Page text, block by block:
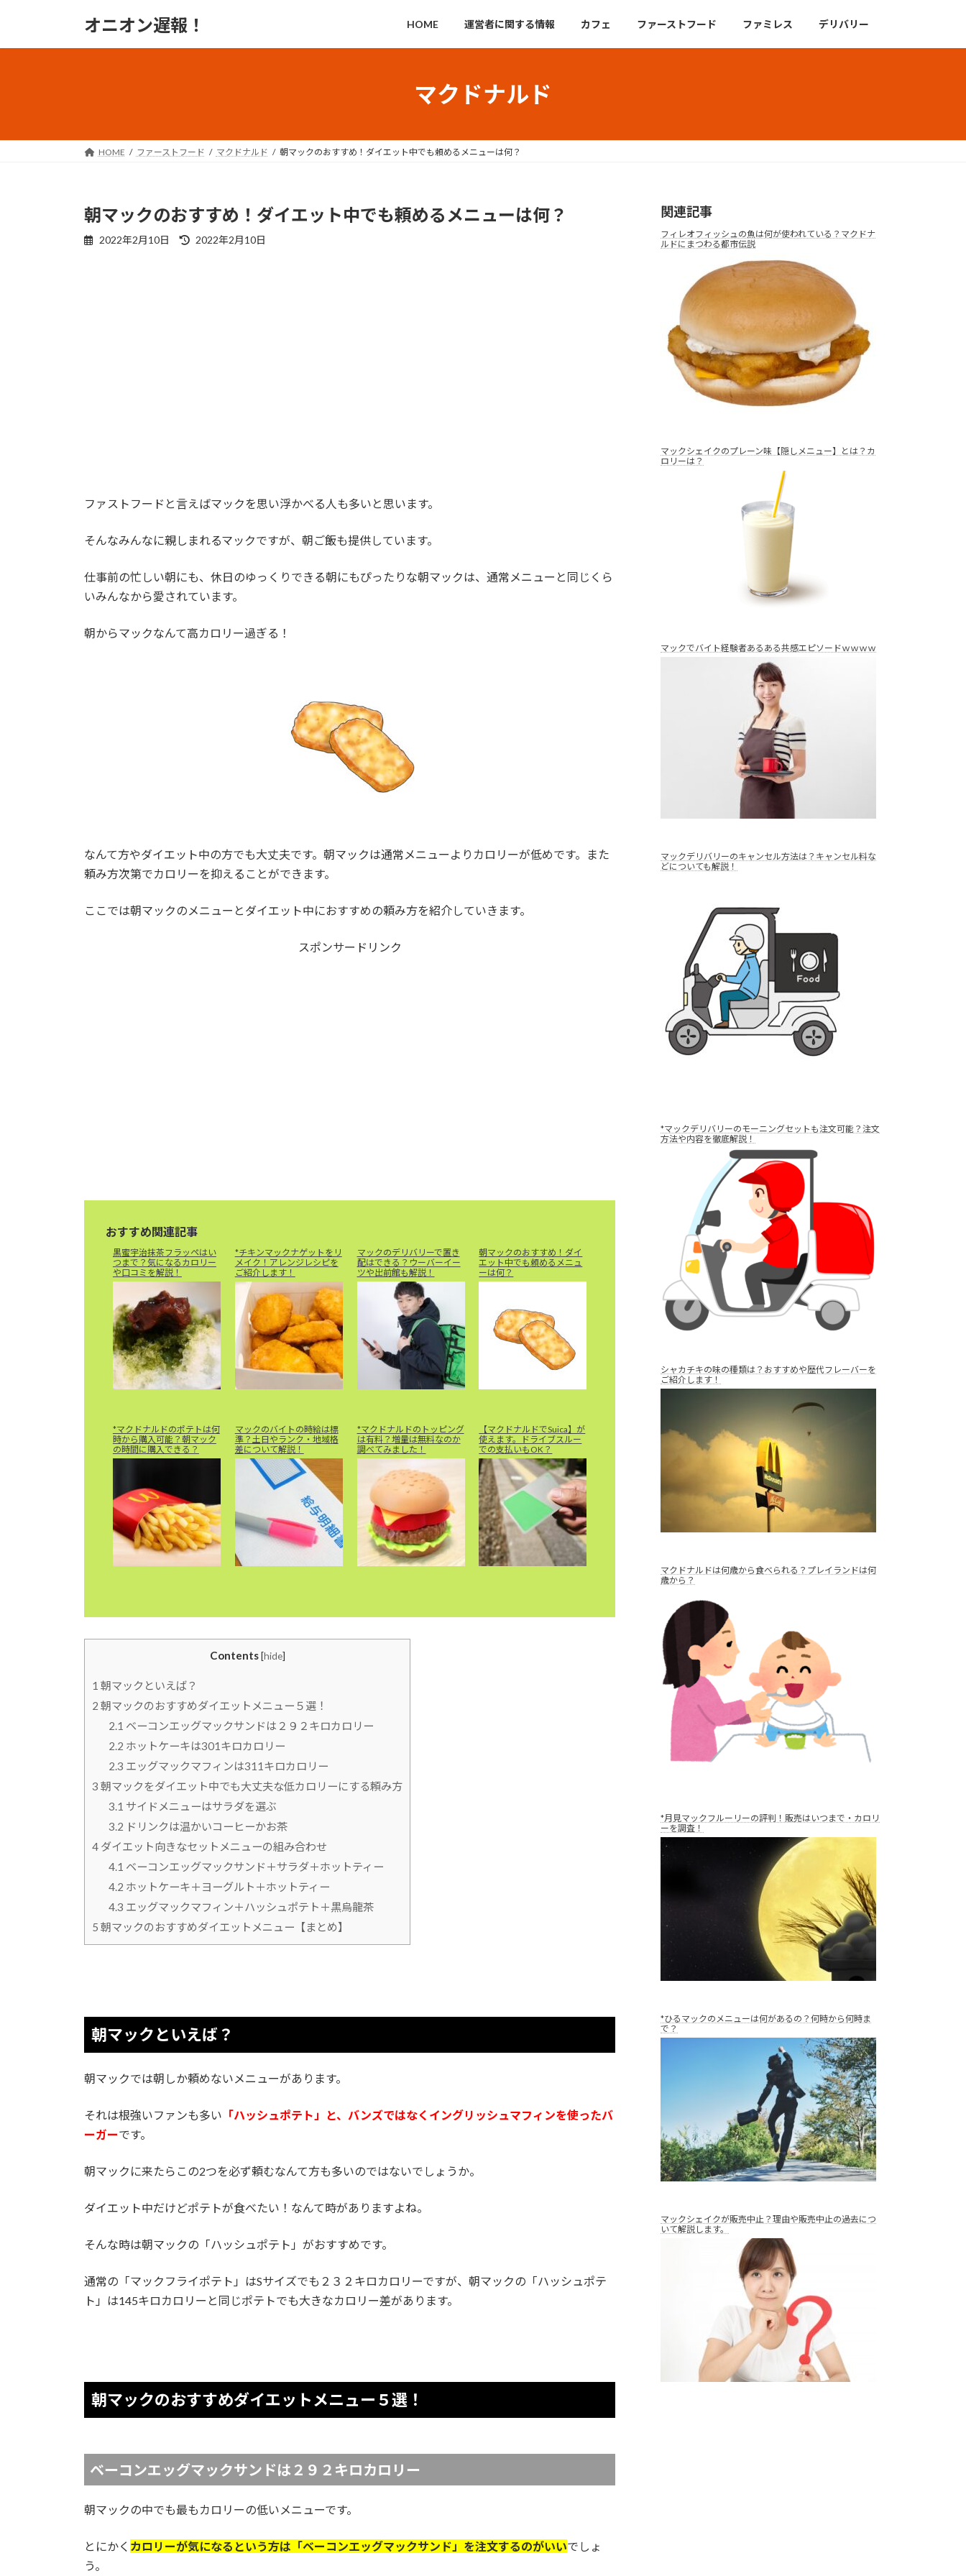
オニオン遅報！ HOME 運営者に関する情報 カフェ ファーストフード ファミレス デリバリー
マクドナルド
HOME ファーストフード マクドナルド 朝マックのおすすめ！ダイエット中でも頼めるメニューは何？
朝マックのおすすめ！ダイエット中でも頼めるメニューは何？
2022年2月10日
最
2022年2月10日
ファストフードと言えばマックを思い浮かべる人も多いと思います。
そんなみんなに親しまれるマックですが、朝ご飯も提供しています。
仕事前の忙しい朝にも、休日のゆっくりできる朝にもぴったりな朝マックは、通常メニューと同じくら
いみんなから愛されています。
朝からマックなんて高カロリー過ぎる！
なんて方やダイエット中の方でも大丈夫です。朝マックは通常メニューよりカロリーが低めです。また
頼み方次第でカロリーを抑えることができます。
ここでは朝マックのメニューとダイエット中におすすめの頼み方を紹介していきます。
スポンサードリンク
おすすめ関連記事
黒蜜宇治抹茶フラッペはい
つまで？気になるカロリー
や口コミを解説！
*チキンマックナゲットをリ
メイク！アレンジレシピを
ご紹介します！
マックのデリバリーで置き
配はできる？ウーバーイー
ツや出前館も解説！
朝マックのおすすめ！ダイ
エット中でも頼めるメニュ
ーは何？
*マクドナルドのポテトは何
時から購入可能？朝マック
の時間に購入できる？
マックのバイトの時給は標
準？土日やランク・地域格
差について解説！
*マクドナルドのトッピング
は有料？増量は無料なのか
調べてみました！
【マクドナルドでSuica】が
使えます。ドライブスルー
での支払いもOK？
Contents [hide]
1 朝マックといえば？
2 朝マックのおすすめダイエットメニュー５選！
2.1 ベーコンエッグマックサンドは２９２キロカロリー
2.2 ホットケーキは301キロカロリー
2.3 エッグマックマフィンは311キロカロリー
3 朝マックをダイエット中でも大丈夫な低カロリーにする頼み方
3.1 サイドメニューはサラダを選ぶ
3.2 ドリンクは温かいコーヒーかお茶
4 ダイエット向きなセットメニューの組み合わせ
4.1 ベーコンエッグマックサンド＋サラダ＋ホットティー
4.2 ホットケーキ＋ヨーグルト＋ホットティー
4.3 エッグマックマフィン＋ハッシュポテト＋黒烏龍茶
5 朝マックのおすすめダイエットメニュー【まとめ】
朝マックといえば？
朝マックでは朝しか頼めないメニューがあります。
それは根強いファンも多い 「ハッシュポテト」と、バンズではなくイングリッシュマフィンを使ったバ
ーガーです。
朝マックに来たらこの2つを必ず頼むなんて方も多いのではないでしょうか。
ダイエット中だけどポテトが食べたい！なんて時がありますよね。
そんな時は朝マックの「ハッシュポテト」がおすすめです。
通常の「マックフライポテト」はSサイズでも２３２キロカロリーですが、朝マックの「ハッシュポテ
ト」は145キロカロリーと同じポテトでも大きなカロリー差があります。
朝マックのおすすめダイエットメニュー５選！
ベーコンエッグマックサンドは２９２キロカロリー
朝マックの中でも最もカロリーの低いメニューです。
とにかく カロリーが気になるという方は「ベーコンエッグマックサンド」を注文するのがいいでしょ
う。
関連記事
フィレオフィッシュの魚は何が使われている？マクドナ
ルドにまつわる都市伝説
マックシェイクのプレーン味【隠しメニュー】とは？カ
ロリーは？
マックでバイト経験者あるある共感エピソードｗｗｗｗ
マックデリバリーのキャンセル方法は？キャンセル料な
どについても解説！
*マックデリバリーのモーニングセットも注文可能？注文
方法や内容を徹底解説！
シャカチキの味の種類は？おすすめや歴代フレーバーを
ご紹介します！
マクドナルドは何歳から食べられる？プレイランドは何
歳から？
*月見マックフルーリーの評判！販売はいつまで・カロリ
ーを調査！
*ひるマックのメニューは何があるの？何時から何時ま
で？
マックシェイクが販売中止？理由や販売中止の過去につ
いて解説します。